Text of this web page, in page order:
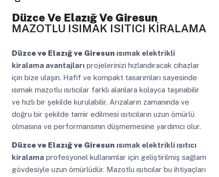
Düzce Ve Elazığ Ve Giresun
MAZOTLU ISIMAK ISITICI KİRALAMA
Düzce ve Elazığ ve Giresun ısımak elektrikli
kiralama avantajlarıprojelerinizi hızlandıracak cihazlar
için bize ulaşın. Hafif ve kompakt tasarımları sayesinde
ısımak mazotlu ısıtıcılar farklı alanlara kolayca taşınabilir
ve hızlı bir şekilde kurulabilir. Arızaların zamanında ve
doğru bir şekilde tamir edilmesi ısıtıcıların uzun ömürlü
olmasına ve performansının düşmemesine yardımcı olur.
Düzce ve Elazığ ve Giresun ısımak elektrikli ısıtıcı
kiralamaprofesyonel kullanımlar için geliştirilmiş sağlam
gövdesiyle uzun ömürlüdür. Mazotlu ısıtıcılar bu ihtiyaçları